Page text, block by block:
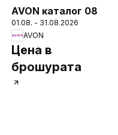
AVON каталог 08
01.08. - 31.08.2026
AVON
Цена в
брошурата